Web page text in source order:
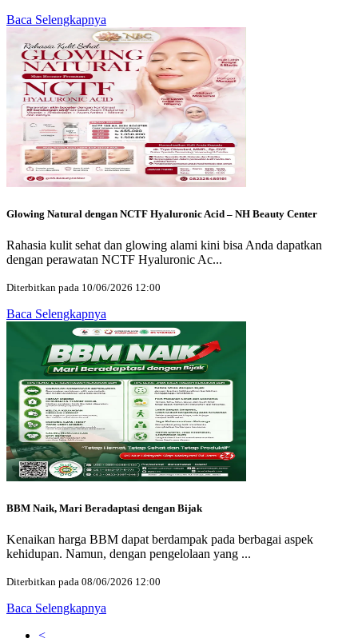
Baca Selengkapnya
Glowing Natural dengan NCTF Hyaluronic Acid – NH Beauty Center
Rahasia kulit sehat dan glowing alami kini bisa Anda dapatkan
dengan perawatan NCTF Hyaluronic Ac...
Diterbitkan pada 10/06/2026 12:00
Baca Selengkapnya
BBM Naik, Mari Beradaptasi dengan Bijak
Kenaikan harga BBM dapat berdampak pada berbagai aspek
kehidupan. Namun, dengan pengelolaan yang ...
Diterbitkan pada 08/06/2026 12:00
Baca Selengkapnya